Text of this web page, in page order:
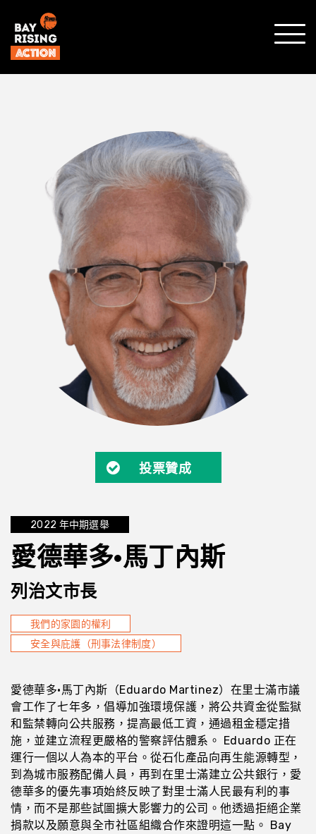
顯示
投票贊成
2022 年中期選舉
愛德華多·馬丁內斯
列治文市長
我們的家園的權利
安全與庇護（刑事法律制度）
愛德華多·馬丁內斯（Eduardo Martinez）在里士滿市議
會工作了七年多，倡導加強環境保護，將公共資金從監獄
和監禁轉向公共服務，提高最低工資，通過租金穩定措
施，並建立流程更嚴格的警察評估體系。 Eduardo 正在
運行一個以人為本的平台。從石化產品向再生能源轉型，
到為城市服務配備人員，再到在里士滿建立公共銀行，愛
德華多的優先事項始終反映了對里士滿人民最有利的事
情，而不是那些試圖擴大影響力的公司。他透過拒絕企業
捐款以及願意與全市社區組織合作來證明這一點。 Bay